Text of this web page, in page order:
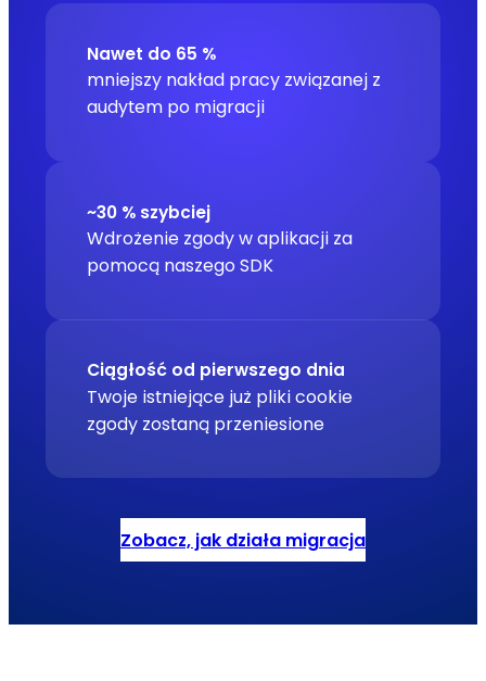
Nawet do 65 %
mniejszy nakład pracy związanej z
audytem po migracji
~30 % szybciej
Wdrożenie zgody w aplikacji za
pomocą naszego SDK
Ciągłość od pierwszego dnia
Twoje istniejące już pliki cookie
zgody zostaną przeniesione
Zobacz, jak działa migracja